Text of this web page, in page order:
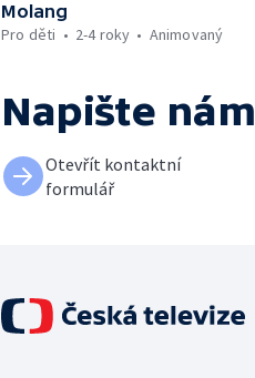
Molang
Pro děti
2-4 roky Animovaný
Napište nám
Otevřít kontaktní
formulář